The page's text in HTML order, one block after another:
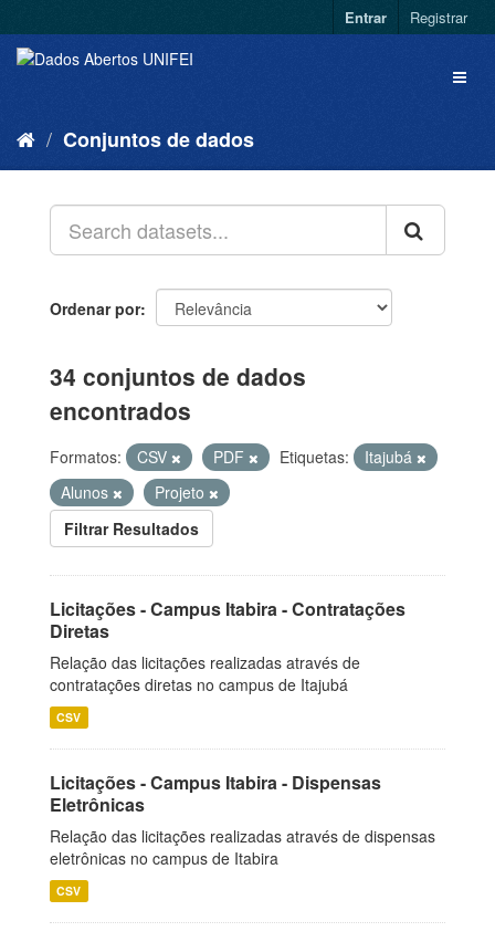
Entrar Registrar
Conjuntos de dados
Ordenar por
34 conjuntos de dados
encontrados
Formatos: CSV PDF Etiquetas:
Itajubá
Alunos
Projeto
Filtrar Resultados
Licitações - Campus Itabira - Contratações
Diretas
Relação das licitações realizadas através de
contratações diretas no campus de Itajubá
CSV
Licitações - Campus Itabira - Dispensas
Eletrônicas
Relação das licitações realizadas através de dispensas
eletrônicas no campus de Itabira
CSV